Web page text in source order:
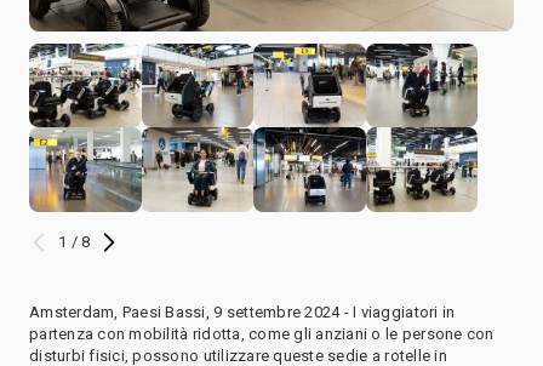
1 / 8
Amsterdam, Paesi Bassi, 9 settembre 2024 - I viaggiatori in
partenza con mobilità ridotta, come gli anziani o le persone con
disturbi fisici, possono utilizzare queste sedie a rotelle in